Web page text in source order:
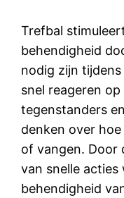
Trefbal
behendigheid
nodig zijn
snel reageren
tegenstanders
denken over
of vangen. Door
van snelle
behendigheid